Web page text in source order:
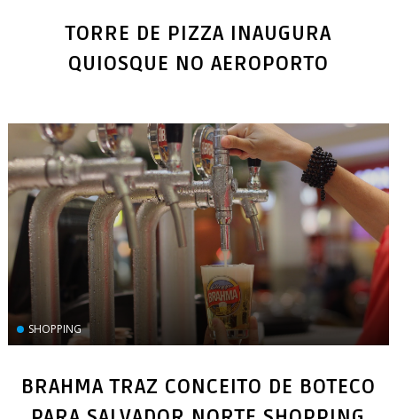
TORRE DE PIZZA INAUGURA
SHOPPING
BRAHMA TRAZ CONCEITO DE BOTECO